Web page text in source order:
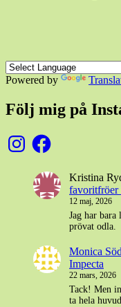
Powered by
Följ mig på
InstagramFacebook
Kristina
favoritfröer
12 maj, 2026
Jag har
prövat odla.
Monica
Impecta
22 mars, 2026
Tack! Men
ta hela